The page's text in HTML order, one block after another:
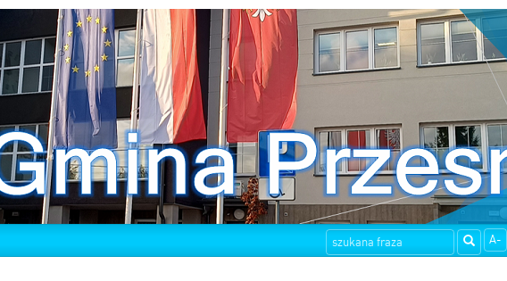
A-